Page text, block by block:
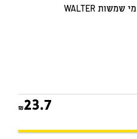
מי שמשות WALTER
23.7